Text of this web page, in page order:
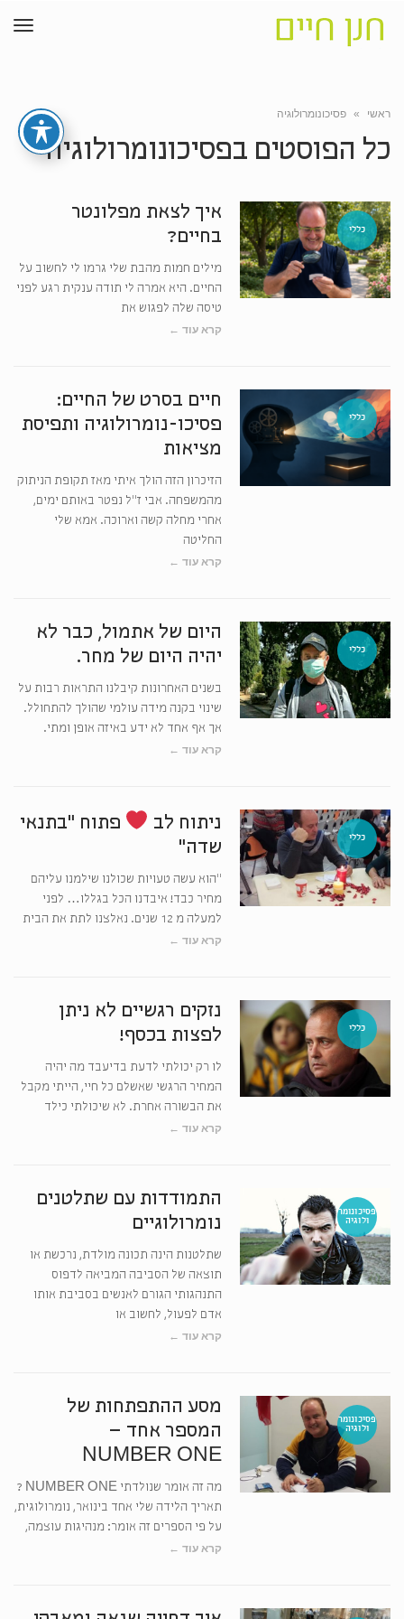
ראשי » פסיכונומרולוגיה
כל הפוסטים בפסיכונומרולוגיה
כללי
איך לצאת מפלונטר
בחיים?
מילים חמות מהבת שלי גרמו לי לחשוב על
החיים. היא אמרה לי תודה ענקית רגע לפני
טיסה שלה לפגוש את
קרא עוד ←
כללי
חיים בסרט של החיים:
פסיכו-נומרולוגיה ותפיסת
מציאות
הזיכרון הזה הולך איתי מאז תקופת הניתוק
מהמשפחה. אבי ז"ל נפטר באותם ימים,
אחרי מחלה קשה וארוכה. אמא שלי
החליטה
קרא עוד ←
כללי
היום של אתמול, כבר לא
יהיה היום של מחר.
בשנים האחרונות קיבלנו התראות רבות על
שינוי בקנה מידה עולמי שהולך להתחולל.
אך אף אחד לא ידע באיזה אופן ומתי.
קרא עוד ←
כללי
ניתוח לב
פתוח "בתנאי
שדה"
"הוא עשה טעויות שכולנו שילמנו עליהם
מחיר כבד! איבדנו הכל בגללו… לפני
למעלה מ 12 שנים. נאלצנו לתת את הבית
קרא עוד ←
כללי
נזקים רגשיים לא ניתן
לפצות בכסף!
לו רק יכולתי לדעת בדיעבד מה יהיה
המחיר הרגשי שאשלם כל חיי, הייתי מקבל
את הבשורה אחרת. לא שיכולתי כילד
קרא עוד ←
פסיכונומר
ולוגיה
התמודדות עם שתלטנים
נומרולוגיים
שתלטנות הינה תכונה מולדת, נרכשת או
תוצאה של הסביבה המביאה לדפוס
התנהגותי הגורם לאנשים בסביבת אותו
אדם לפעול, לחשוב או
קרא עוד ←
פסיכונומר
ולוגיה
מסע ההתפתחות של
המספר אחד –
NUMBER ONE
מה זה אומר שנולדתי NUMBER ONE ?
תאריך הלידה שלי אחד בינואר, נומרולוגית,
על פי הספרים זה אומר: מנהיגות עוצמה,
קרא עוד ←